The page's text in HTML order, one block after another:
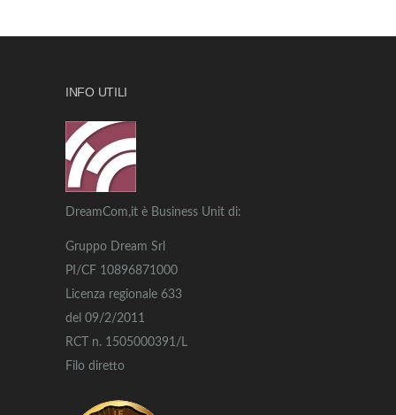
INFO UTILI
DreamCom,it è Business Unit di:
Gruppo Dream Srl
PI/CF 10896871000
Licenza regionale 633
del 09/2/2011
RCT n. 1505000391/L
Filo diretto